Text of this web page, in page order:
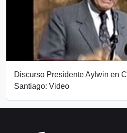
Discurso Presidente Aylwin en
Santiago: Video